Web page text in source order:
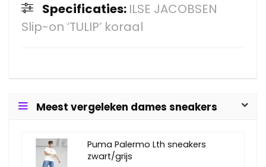
Specificaties: ILSE JACOBSEN
Slip-on ‘TULIP’ koraal
Meest vergeleken dames sneakers
Puma Palermo Lth sneakers
zwart/grijs